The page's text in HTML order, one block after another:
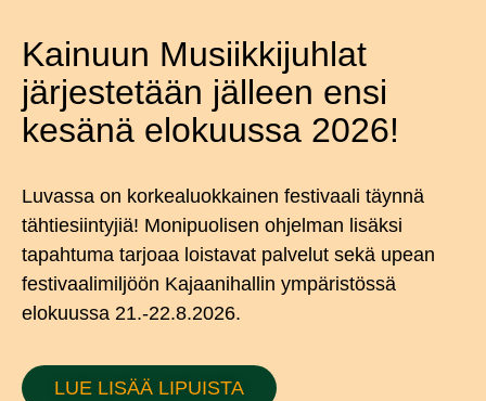
Kainuun Musiikkijuhlat
järjestetään jälleen ensi
kesänä elokuussa 2026!
Luvassa on korkealuokkainen festivaali täynnä
tähtiesiintyjiä! Monipuolisen ohjelman lisäksi
tapahtuma tarjoaa loistavat palvelut sekä upean
festivaalimiljöön Kajaanihallin ympäristössä
elokuussa 21.-22.8.2026.
LUE LISÄÄ LIPUISTA